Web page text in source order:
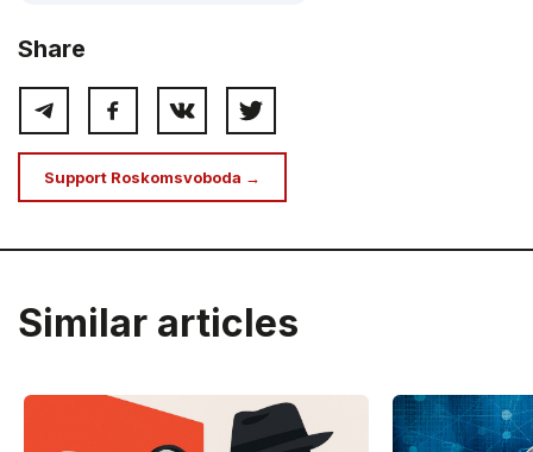
Share
Support Roskomsvoboda →
Similar articles